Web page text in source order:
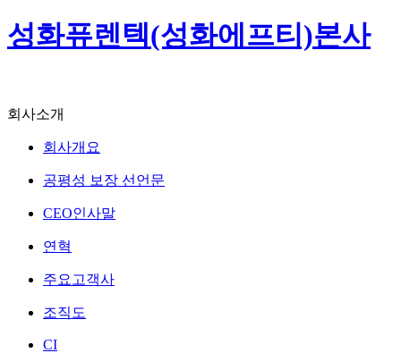
성화퓨렌텍(성화에프티)본사
회사소개
회사개요
공평성 보장 선언문
CEO인사말
연혁
주요고객사
조직도
CI